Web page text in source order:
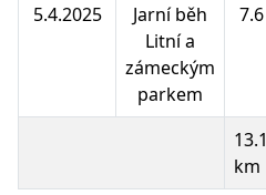
5.4.2025
Jarní běh
Litní a
zámeckým
parkem
7.6
13.1
km